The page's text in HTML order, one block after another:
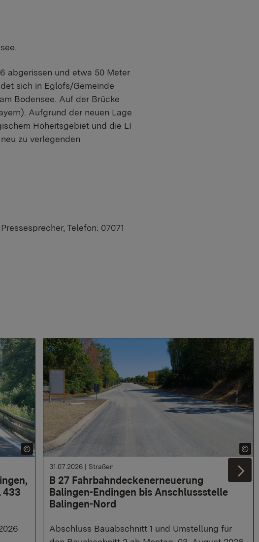
abgerissen und etwa 50 Meter
sich in Eglofs/Gemeinde
Bodensee. Auf der Brücke
Aufgrund der neuen Lage
Hoheitsgebiet und die LI
zu verlegenden
Telefon: 07071
433
B 27 Fahrbahndeckenerneuerung
Balingen-Endingen bis Anschlussstelle
Balingen-Nord
31.07.2026 | Straßen
Abschluss Bauabschnitt 1 und Umstellung für